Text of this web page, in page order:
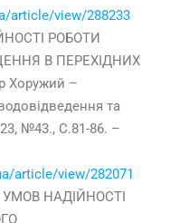
article/view/288233
РОБОТИ
В ПЕРЕХІДНИХ
Хоружий –
та
№43., С.81-86. –
article/view/282071
НАДІЙНОСТІ